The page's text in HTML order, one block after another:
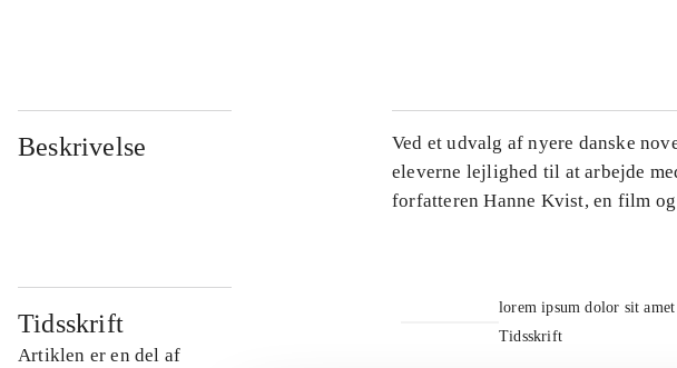
Beskrivelse
Ved et udvalg af nyere danske
eleverne lejlighed til at arbejde
forfatteren Hanne Kvist, en film
Tidsskrift
Artiklen er en del af
lorem ipsum dolor sit
Tidsskrift